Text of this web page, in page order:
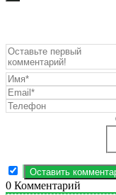
0 Комментарий